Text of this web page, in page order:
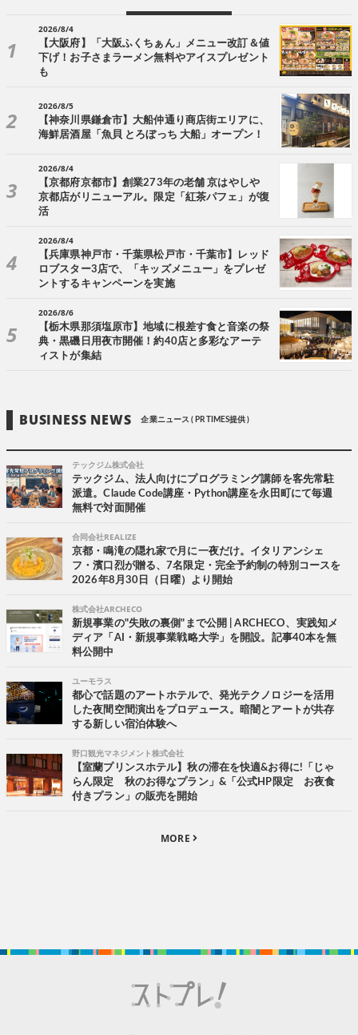
2026/8/4
【大阪府】「大阪ふくちぁん」メニュー改訂＆値
下げ！お子さまラーメン無料やアイスプレゼント
も
2026/8/5
【神奈川県鎌倉市】大船仲通り商店街エリアに、
海鮮居酒屋「魚貝 とろぼっち 大船」オープン！
2026/8/4
【京都府京都市】創業273年の老舗 京はやしや
京都店がリニューアル。限定「紅茶パフェ」が復
活
2026/8/4
【兵庫県神戸市・千葉県松戸市・千葉市】レッド
ロブスター3店で、「キッズメニュー」をプレゼ
ントするキャンペーンを実施
2026/8/6
【栃木県那須塩原市】地域に根差す食と音楽の祭
典・黒磯日用夜市開催！約40店と多彩なアーテ
ィストが集結
BUSINESS NEWS 企業ニュース ( PR TIMES提供 )
テックジム株式会社
テックジム、法人向けにプログラミング講師を客先常駐
派遣。Claude Code講座・Python講座を永田町にて毎週
無料で対面開催
合同会社REALIZE
京都・鳴滝の隠れ家で月に一夜だけ。イタリアンシェ
フ・濱口烈が贈る、7名限定・完全予約制の特別コースを
2026年8月30日（日曜）より開始
株式会社ARCHECO
新規事業の"失敗の裏側"まで公開 | ARCHECO、実践知メ
ディア「AI・新規事業戦略大学」を開設。記事40本を無
料公開中
ユーモラス
都心で話題のアートホテルで、発光テクノロジーを活用
した夜間空間演出をプロデュース。暗闇とアートが共存
する新しい宿泊体験へ
野口観光マネジメント株式会社
【室蘭プリンスホテル】秋の滞在を快適&お得に!「じゃ
らん限定 秋のお得なプラン」&「公式HP限定 お夜食
付きプラン」の販売を開始
MORE